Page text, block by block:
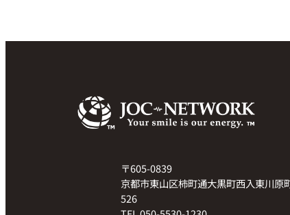
〒605-0839
京都市東山区柿町通大黒町西入東川原
526